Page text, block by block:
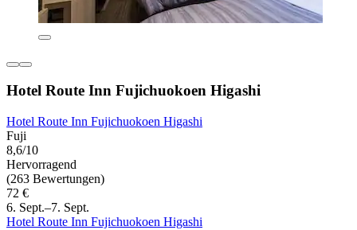
Hotel Route Inn Fujichuokoen Higashi
Hotel Route Inn Fujichuokoen Higashi
Fuji
8,6/10
Hervorragend
(263 Bewertungen)
72 €
6. Sept.–7. Sept.
Hotel Route Inn Fujichuokoen Higashi